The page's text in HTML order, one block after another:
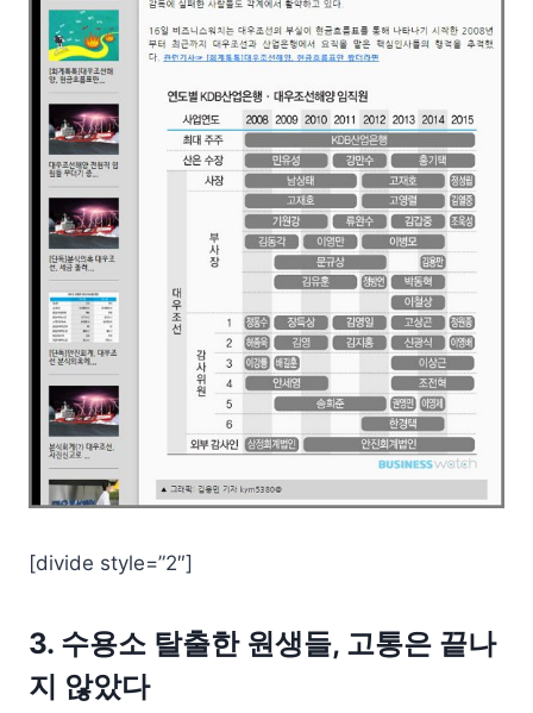
[divide style=”2″]
3. 수용소 탈출한 원생들, 고통은 끝나
지 않았다